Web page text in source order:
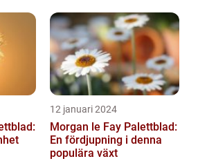
12 januari 2024
Morgan le Fay Palettblad:
En fördjupning i denna
populära växt